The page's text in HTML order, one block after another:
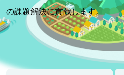
の課題解決に貢献します。